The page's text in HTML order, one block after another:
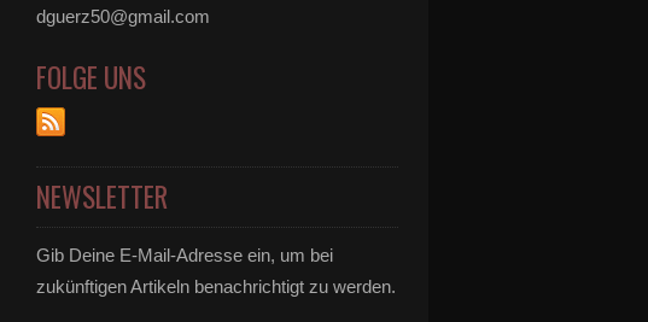
dguerz50@gmail.com
FOLGE UNS
NEWSLETTER
Gib Deine E-Mail-Adresse ein, um bei
zukünftigen Artikeln benachrichtigt zu werden.